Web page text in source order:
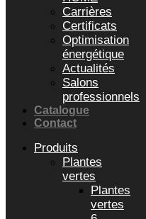
Carrières
Certificats
Optimisation
énergétique
Actualités
Salons
professionnels
Catalogue
Contact
Produits
Plantes
vertes
Plantes
vertes